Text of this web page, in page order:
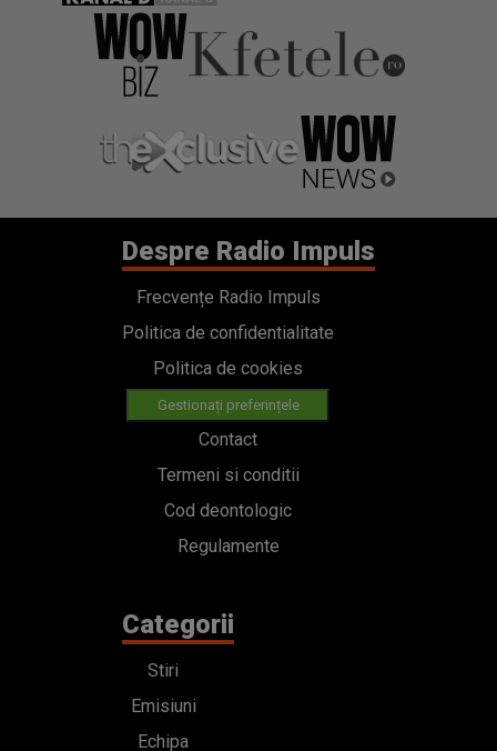
Despre Radio Impuls
Frecvențe Radio Impuls
Politica de confidentialitate
Politica de cookies
Gestionați preferințele
Contact
Termeni si conditii
Cod deontologic
Regulamente
Categorii
Stiri
Emisiuni
Echipa